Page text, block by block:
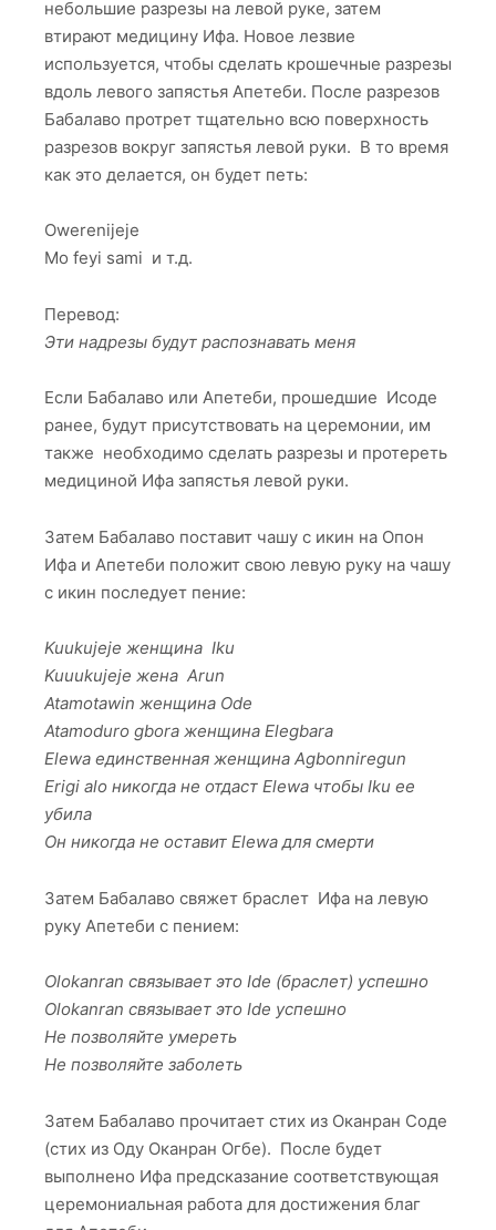
небольшие разрезы на левой руке, затем
втирают медицину Ифа. Новое лезвие
используется, чтобы сделать крошечные разрезы
вдоль левого запястья Апетеби. После разрезов
Бабалаво протрет тщательно всю поверхность
разрезов вокруг запястья левой руки. В то время
как это делается, он будет петь:
Owerenijeje
Mo feyi sami и т.д.
Перевод:
Эти надрезы будут распознавать меня
Если Бабалаво или Апетеби, прошедшие Исоде
ранее, будут присутствовать на церемонии, им
также необходимо сделать разрезы и протереть
медициной Ифа запястья левой руки.
Затем Бабалаво поставит чашу с икин на Опон
Ифа и Апетеби положит свою левую руку на чашу
с икин последует пение:
Kuukujeje женщина Iku
Kuuukujeje жена Arun
Atamotawin женщина Ode
Atamoduro gbora женщина Elegbara
Elewa единственная женщина Agbonniregun
Erigi alo никогда не отдаст Elewa чтобы Iku ее
убила
Он никогда не оставит Elewa для смерти
Затем Бабалаво свяжет браслет Ифа на левую
руку Апетеби с пением:
Olokanran связывает это Ide (браслет) успешно
Olokanran связывает это Ide успешно
Не позволяйте умереть
Не позволяйте заболеть
Затем Бабалаво прочитает стих из Оканран Соде
(стих из Оду Оканран Огбе). После будет
выполнено Ифа предсказание соответствующая
церемониальная работа для достижения благ